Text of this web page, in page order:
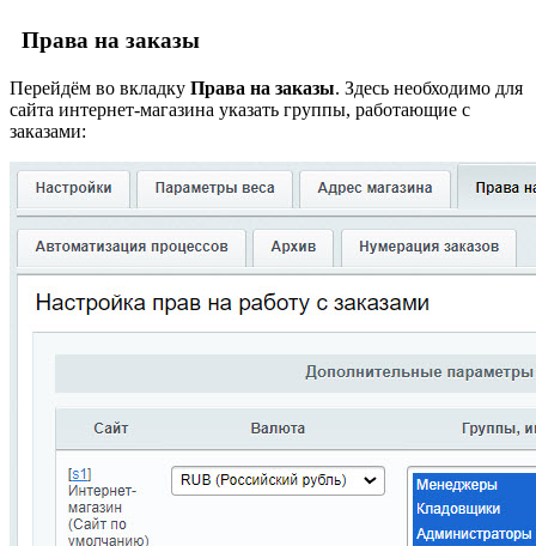
Права на заказы
Перейдём во вкладку Права на заказы. Здесь необходимо для
сайта интернет-магазина указать группы, работающие с
заказами: